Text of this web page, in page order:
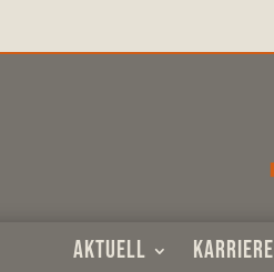
Aktuell Karriere